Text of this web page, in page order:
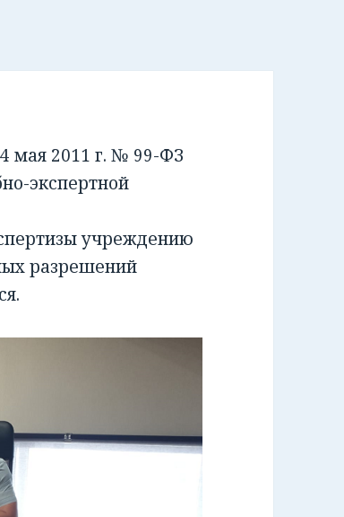
мая 2011 г. № 99-ФЗ
экспертной
учреждению
разрешений